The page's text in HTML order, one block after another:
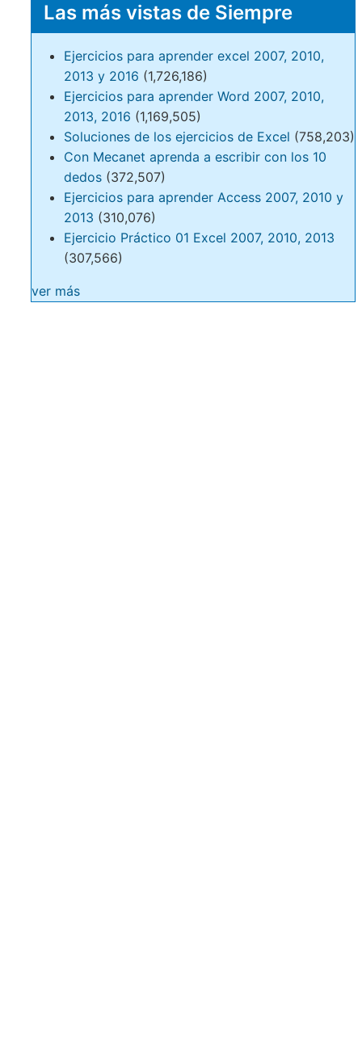
Las más vistas de Siempre
Ejercicios para aprender excel 2007, 2010,
2013 y 2016 (1,726,186)
Ejercicios para aprender Word 2007, 2010,
2013, 2016 (1,169,505)
Soluciones de los ejercicios de Excel (758,203)
Con Mecanet aprenda a escribir con los 10
dedos (372,507)
Ejercicios para aprender Access 2007, 2010 y
2013 (310,076)
Ejercicio Práctico 01 Excel 2007, 2010, 2013
(307,566)
ver más